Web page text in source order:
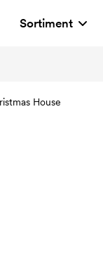
Sortiment
House